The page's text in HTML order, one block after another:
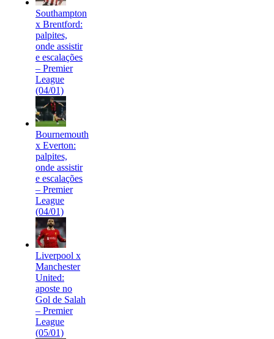
Southampton
x Brentford:
palpites,
onde assistir
e escalações
– Premier
League
(04/01)
Bournemouth
x Everton:
palpites,
onde assistir
e escalações
– Premier
League
(04/01)
Liverpool x
Manchester
United:
aposte no
Gol de Salah
– Premier
League
(05/01)